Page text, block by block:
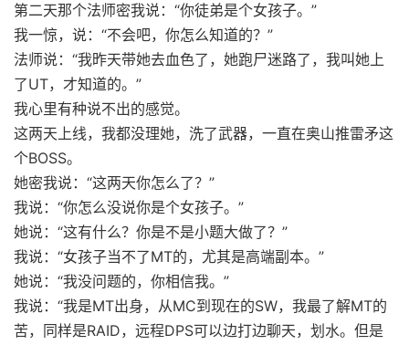
第二天那个法师密我说：“你徒弟是个女孩子。”
我一惊，说：“不会吧，你怎么知道的？”
法师说：“我昨天带她去血色了，她跑尸迷路了，我叫她上
了UT，才知道的。”
我心里有种说不出的感觉。
这两天上线，我都没理她，洗了武器，一直在奥山推雷矛这
个BOSS。
她密我说：“这两天你怎么了？”
我说：“你怎么没说你是个女孩子。”
她说：“这有什么？你是不是小题大做了？”
我说：“女孩子当不了MT的，尤其是高端副本。”
她说：“我没问题的，你相信我。”
我说：“我是MT出身，从MC到现在的SW，我最了解MT的
苦，同样是RAID，远程DPS可以边打边聊天，划水。但是